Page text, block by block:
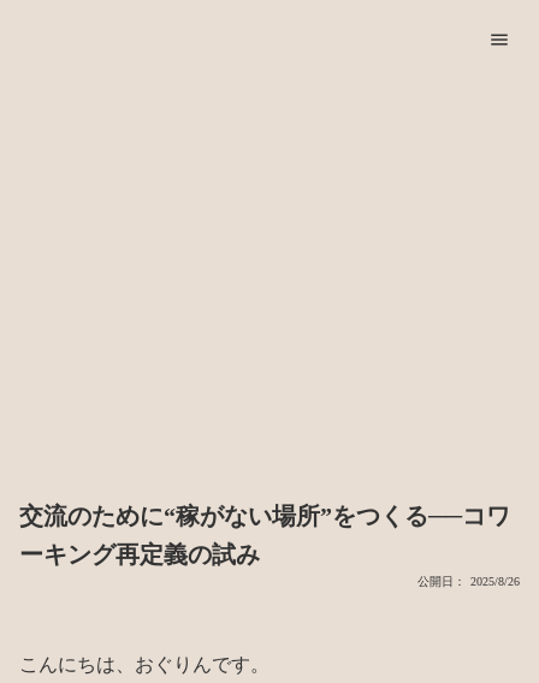
menu
交流のために“稼がない場所”をつくる──コワ
ーキング再定義の試み
公開日： 2025/8/26
こんにちは、おぐりんです。